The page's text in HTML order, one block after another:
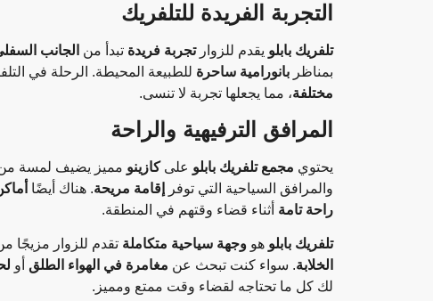
التجربة الفريدة للتلفريك
تلفريك بابلو يقدم للزوارتجربة فريدة تبدأ من الجانب
بمناظر بانورامية ساحرة للطبيعة المحيطة. الرحلة في
مختلفة، مما يجعلها تجربة لا تنسى.
المرافق الترفيهية والراحة
يحتوي مجمع تلفريك بابلو علىكازينو مميز يضيف لمسة من
والمرافق السياحية التي توفر
إقامة مريحة. هناك أيضًا
راحة تامة أثناء قضاء وقتهم في المنطقة.
تلفريك بابلو هو وجهة سياحية متكاملة تقدم للزوار مزيجًا
الخلابة. سواء كنت تبحث عن مغامرة في الهواء الطلق أو
لك كل ما تحتاجه لقضاء وقت ممتع ومميز.